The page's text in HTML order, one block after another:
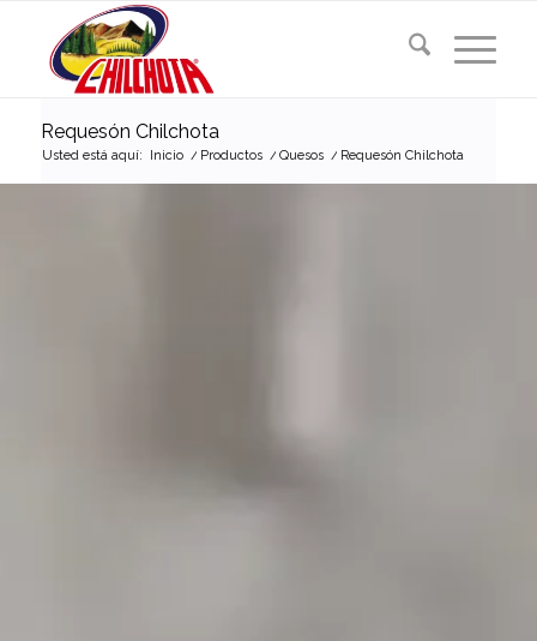
Requesón Chilchota
Usted está aquí: Inicio / Productos / Quesos / Requesón Chilchota